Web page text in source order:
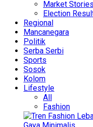
Market Stories
Election
Regional
Mancanegara
Politik
Serba Serbi
Sports
Sosok
Kolom
Lifestyle
All
Fashion